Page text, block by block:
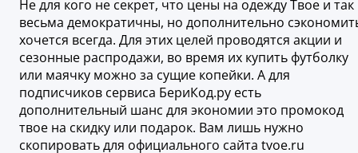
Не для кого не секрет, что цены на одежду Твое и так
весьма демократичны, но дополнительно
хочется всегда. Для этих целей проводятся акции и
сезонные распродажи, во время их купить футболку
или маячку можно за сущие копейки. А для
подписчиков сервиса БериКод.ру есть
дополнительный шанс для экономии это промокод
твое на скидку или подарок. Вам лишь нужно
скопировать для официального сайта tvoe.ru